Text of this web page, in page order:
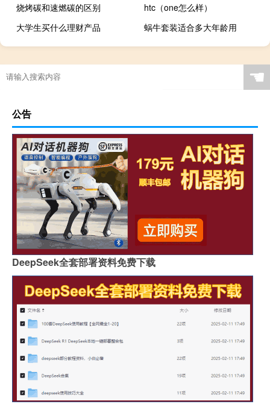
烧烤碳和速燃碳的区别
htc（one怎么样）
大学生买什么理财产品
蜗牛套装适合多大年龄用
☚
公告
DeepSeek全套部署资料免费下载